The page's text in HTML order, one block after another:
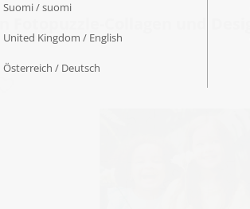
Fotopuzzle-Collagen und